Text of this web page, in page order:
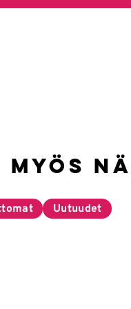
Uutuudet